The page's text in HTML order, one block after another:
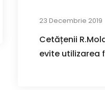
23 Decembrie 2019
Cetățenii
evite utilizarea